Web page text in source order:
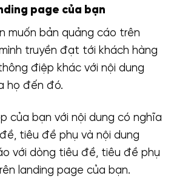
page của bạn
muốn bản quảng cáo trên
truyền đạt tới khách hàng
điệp khác với nội dung
họ đến đó.
của bạn với nội dung có nghĩa
tiêu đề phụ và nội dung
với dòng tiêu đề, tiêu đề phụ
landing page của bạn.